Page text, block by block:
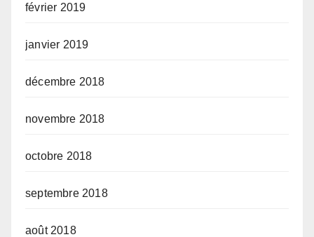
février 2019
janvier 2019
décembre 2018
novembre 2018
octobre 2018
septembre 2018
août 2018